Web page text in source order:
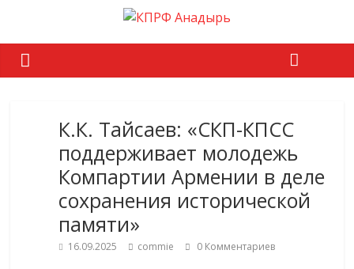
К.К. Тайсаев: «СКП-КПСС
поддерживает молодежь
Компартии Армении в деле
сохранения исторической
памяти»
16.09.2025 commie 0 Комментариев